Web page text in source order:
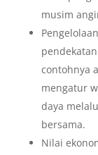
musim
contohnya
mengatur
daya
bersama.
Nilai